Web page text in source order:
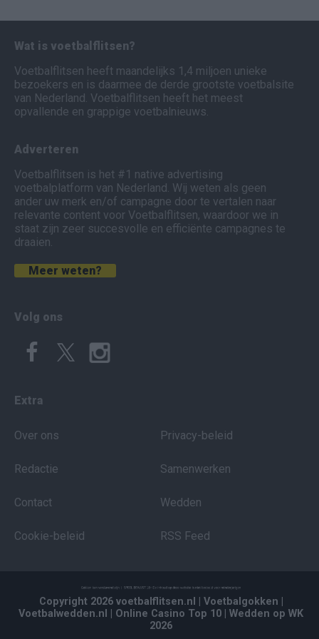
Wat is voetbalflitsen?
Voetbalflitsen heeft maandelijks 1,4 miljoen unieke
bezoekers en is daarmee de derde grootste voetbalsite
van Nederland. Voetbalflitsen heeft het meest
opvallende en grappige voetbalnieuws.
Adverteren
Voetbalflitsen is het #1 native advertising
voetbalplatform van Nederland. Wij weten als geen
ander uw merk en/of campagne door te vertalen naar
relevante content voor Voetbalflitsen, waardoor we in
staat zijn zeer succesvolle en efficiënte campagnes te
draaien.
Meer weten?
Volg ons
Extra
Over ons
Redactie
Contact
Cookie-beleid
Privacy-beleid
Samenwerken
Wedden
RSS Feed
Copyright 2026 voetbalflitsen.nl | Voetbalgokken
Voetbalwedden.nl
| Online Casino Top 10 | Wedden op WK
2026